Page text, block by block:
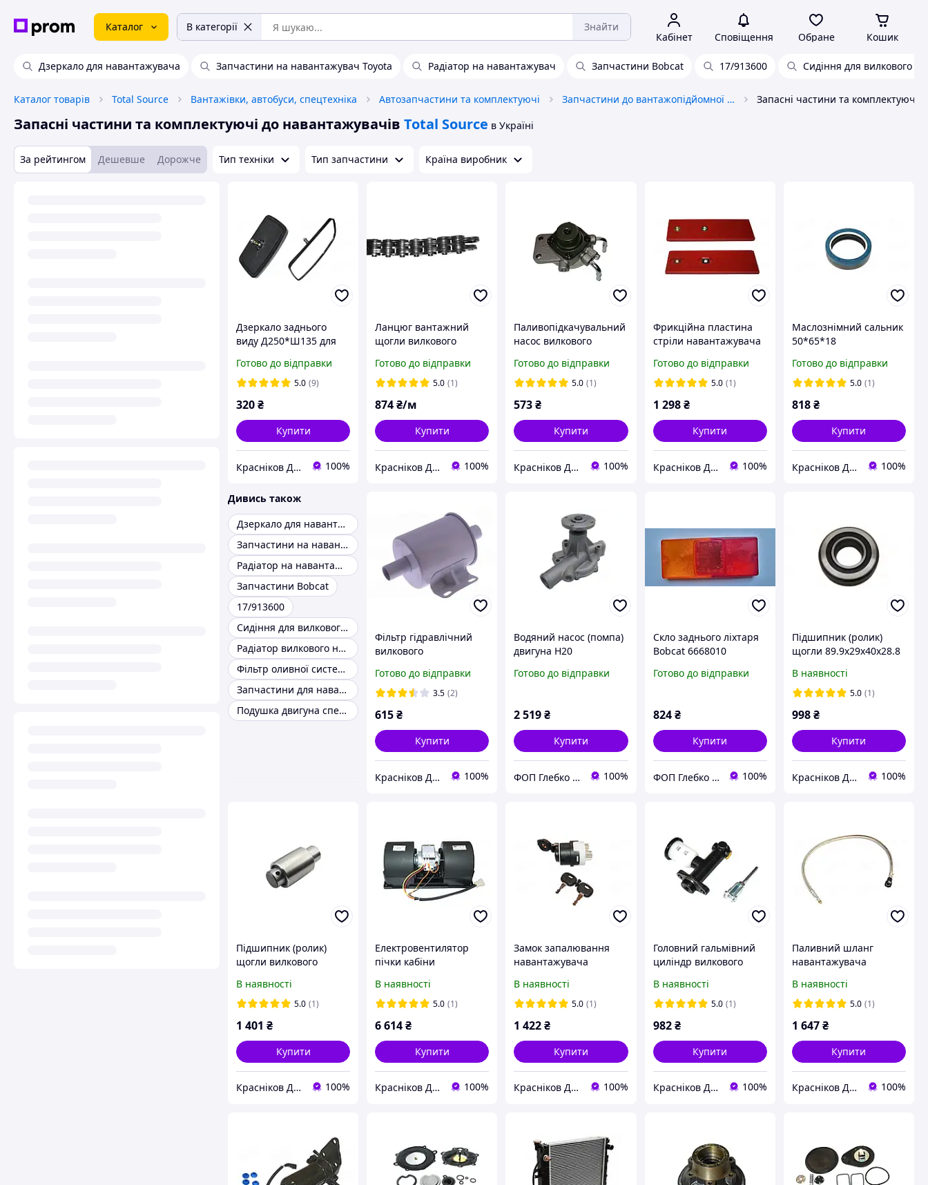
Каталог В категорії Знайти
Кабінет Сповіщення Обране Кошик
Дзеркало для навантажувача Запчастини на навантажувач Toyota Радіатор на навантажувач Запчастини Bobcat 17/913600 Сидіння для вилкового
Каталог товарів Total Source Вантажівки, автобуси, спецтехніка Автозапчастини та комплектуючі Запчастини до вантажопідйомної спецтехніки
Запасні частини та комплектуючі до навантажувачів Total Source в Україні
За рейтингом Дешевше Дорожче Тип техніки Тип запчастини Країна виробник
Дзеркало заднього
виду Д250*Ш135 для
239A992001
Готово до відправки
5.0 (9)
320₴
Купити
Красніков Д.Ю. 100%
Ланцюг вантажний
щогли вилкового
Готово до відправки
5.0 (1)
874₴/м
Купити
Красніков Д.Ю. 100%
Паливопідкачувальний
насос вилкового
Komatsu
YM12990155810
Готово до відправки
5.0 (1)
573₴
Купити
Красніков Д.Ю. 100%
Фрикційна пластина
стріли навантажувача
Готово до відправки
5.0 (1)
1 298 ₴
Купити
Красніков Д.Ю. 100%
Маслознімний сальник
50*65*18
Manitou 603653
Готово до відправки
5.0 (1)
818₴
Купити
Красніков Д.Ю. 100%
Дивись також
Дзеркало для навантажувача
Запчастини на навантажувач Toyota
Радіатор на навантажувач
Запчастини Bobcat
17/913600
Сидіння для вилкового навантажувача
Радіатор вилкового навантажувача
Фільтр оливної системи навантажувача Toyota
Запчастини для навантажувача BOBCAT
Подушка двигуна спецтехніки Bobcat
Фільтр гідравлічний
вилкового
67502-26600-71
Готово до відправки
3.5 (2)
615₴
Купити
Красніков Д.Ю. 100%
Водяний насос (помпа)
двигуна H20
tcm
Готово до відправки
2 519₴
Купити
ФОП Глебко С.Ю. 100%
Скло заднього ліхтаря
Bobcat 6668010
Готово до відправки
824 ₴
Купити
ФОП Глебко С.Ю. 100%
Підшипник (ролик)
щогли 89.9х29x40x28.8
навантажувача Linde
0009249475
В наявності
5.0 (1)
998₴
Купити
Красніков Д.Ю. 100%
Підшипник (ролик)
щогли вилкового
0330400101
В наявності
5.0 (1)
1 401 ₴
Купити
Красніков Д.Ю. 100%
Електровентилятор
пічки кабіни
Manitou 564055
В наявності
5.0 (1)
6 614₴
Купити
Красніков Д.Ю. 100%
Замок запалювання
навантажувача
В наявності
5.0 (1)
1 422₴
Купити
Красніков Д.Ю. 100%
Головний гальмівний
циліндр вилкового
Hangcha
N163516000000
В наявності
5.0 (1)
982 ₴
Купити
Красніков Д.Ю. 100%
Паливний шланг
навантажувача
В наявності
5.0 (1)
1 647₴
Купити
Красніков Д.Ю. 100%